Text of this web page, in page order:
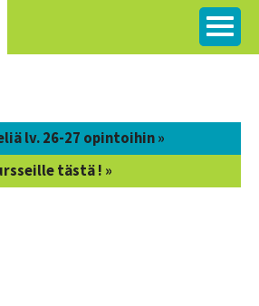
lv. 26-27 opintoihin »
tästä ! »